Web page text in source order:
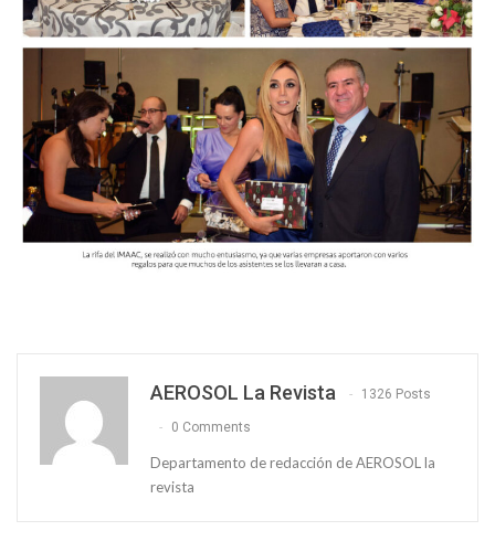
AEROSOL La Revista 1326 Posts
0 Comments
Departamento de redacción de AEROSOL la
revista